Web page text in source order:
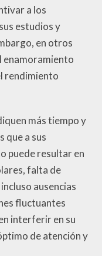
a los
estudios y
en otros
enamoramiento
rendimiento
más tiempo y
que a sus
puede resultar en
falta de
ausencias
fluctuantes
interferir en su
de atención y